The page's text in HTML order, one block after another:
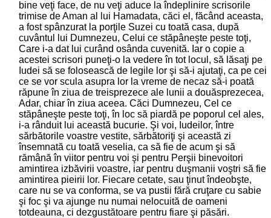
bine veţi face, de nu veţi aduce la îndeplinire scrisorile
trimise de Aman al lui Hamadata, căci el, făcând aceasta,
a fost spânzurat la porţile Suzei cu toată casa, după
cuvântul lui Dumnezeu, Celui ce stăpâneşte peste toţi,
Care i-a dat lui curând osânda cuvenită. Iar o copie a
acestei scrisori puneţi-o la vedere în tot locul, să lăsaţi pe
Iudei să se folosească de legile lor şi să-i ajutaţi, ca pe cei
ce se vor scula asupra lor la vreme de necaz să-i poată
răpune în ziua de treisprezece ale lunii a douăsprezecea,
Adar, chiar în ziua aceea. Căci Dumnezeu, Cel ce
stăpâneşte peste toţi, în loc să piardă pe poporul cel ales,
i-a rânduit lui această bucurie. Şi voi, Iudeilor, între
sărbătorile voastre vestite, sărbătoriţi şi această zi
însemnată cu toată veselia, ca să fie de acum şi să
rămână în viitor pentru voi şi pentru Perşii binevoitori
amintirea izbăvirii voastre, iar pentru duşmanii voştri să fie
amintirea pieirii lor. Fiecare cetate, sau ţinut îndeobşte,
care nu se va conforma, se va pustii fără cruţare cu sabie
şi foc şi va ajunge nu numai nelocuită de oameni
totdeauna, ci dezgustătoare pentru fiare şi păsări.